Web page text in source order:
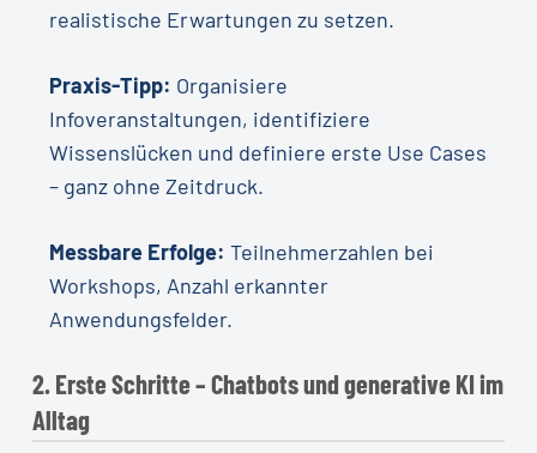
realistische Erwartungen zu setzen.
Praxis-Tipp: Organisiere
Infoveranstaltungen, identifiziere
Wissenslücken und definiere erste Use Cases
– ganz ohne Zeitdruck.
Messbare Erfolge: Teilnehmerzahlen bei
Workshops, Anzahl erkannter
Anwendungsfelder.
2. Erste Schritte – Chatbots und generative KI im
Alltag